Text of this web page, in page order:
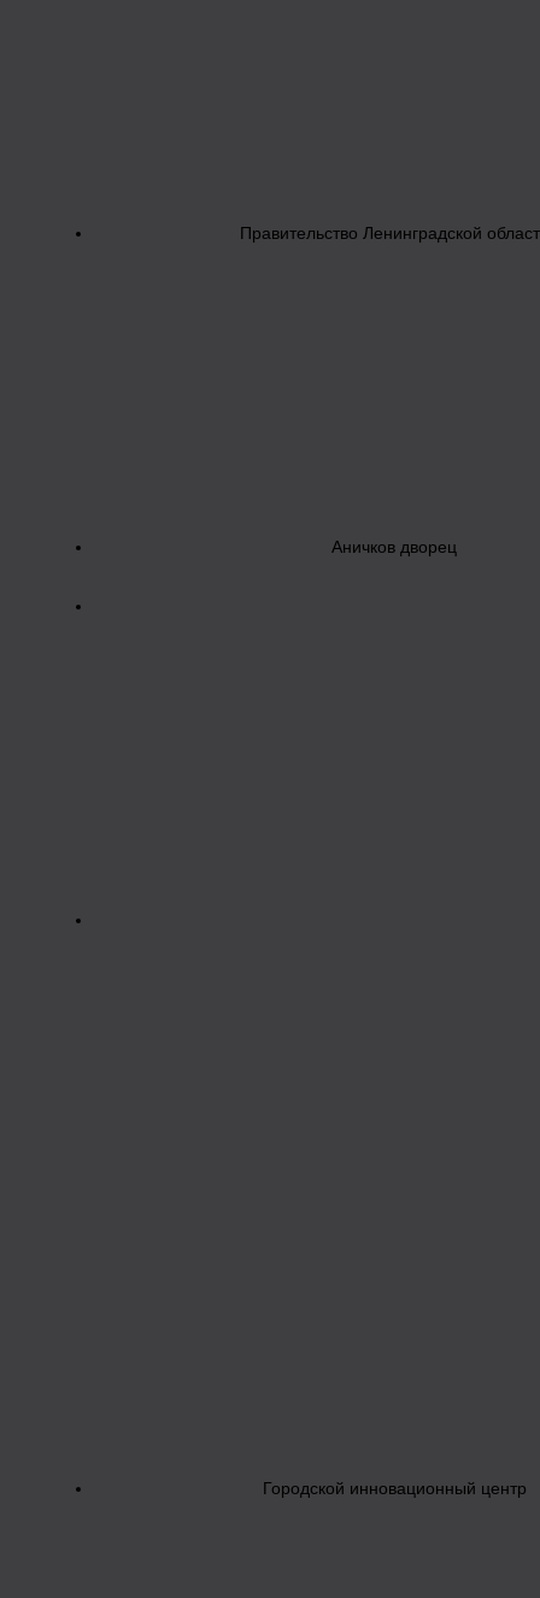
Правительство Ленинградской
Аничков дворец
Городской инновационный центр